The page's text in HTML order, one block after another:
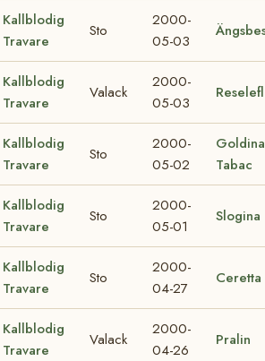
Kallblodig
Travare
Sto
2000-
05-03
Kallblodig
Travare
Valack
2000-
05-03
Kallblodig
Travare
Sto
2000-
05-02
Goldina
Tabac
Kallblodig
Travare
Sto
2000-
05-01
Slogina
Kallblodig
Travare
Sto
2000-
04-27
Ceretta
Kallblodig
Travare
Valack
2000-
04-26
Pralin